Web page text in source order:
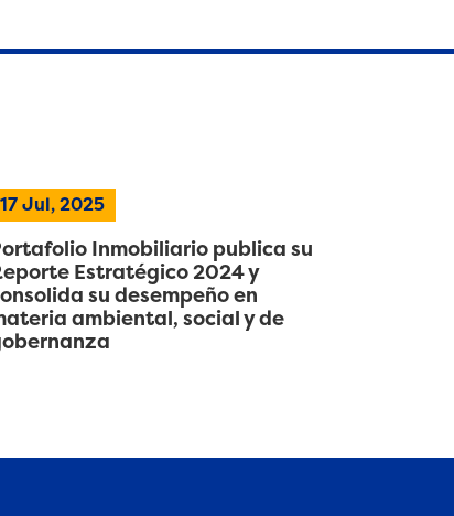
17 Jul, 2025
Inmobiliario publica su
Estratégico 2024 y
su desempeño en
ambiental, social y de